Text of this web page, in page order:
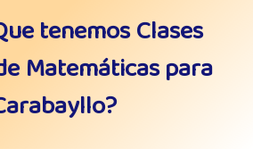
tenemos Clases
Matemáticas para